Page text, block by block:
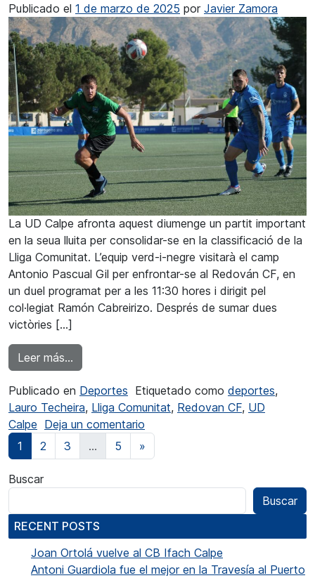
Publicado el 1 de marzo de 2025 por Javier Zamora
La UD Calpe afronta aquest diumenge un partit important
en la seua lluita per consolidar-se en la classificació de la
Lliga Comunitat. L’equip verd-i-negre visitarà el camp
Antonio Pascual Gil per enfrontar-se al Redován CF, en
un duel programat per a les 11:30 hores i dirigit pel
col·legiat Ramón Cabreirizo. Després de sumar dues
victòries […]
Leer más…
Publicado en Deportes Etiquetado como deportes,
Lauro Techeira, Lliga Comunitat, Redovan CF, UD
Calpe Deja un comentario
Navegación de entradas
1 2 3 … 5 »
Buscar
Buscar
RECENT POSTS
Joan Ortolá vuelve al CB Ifach Calpe
Antoni Guardiola fue el mejor en la Travesía al Puerto